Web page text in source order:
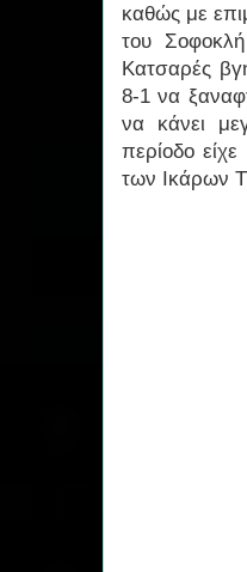
καθώς με
του
Κατσαρές
8-1 να
να κάνει
περίοδο
των Ικάρων